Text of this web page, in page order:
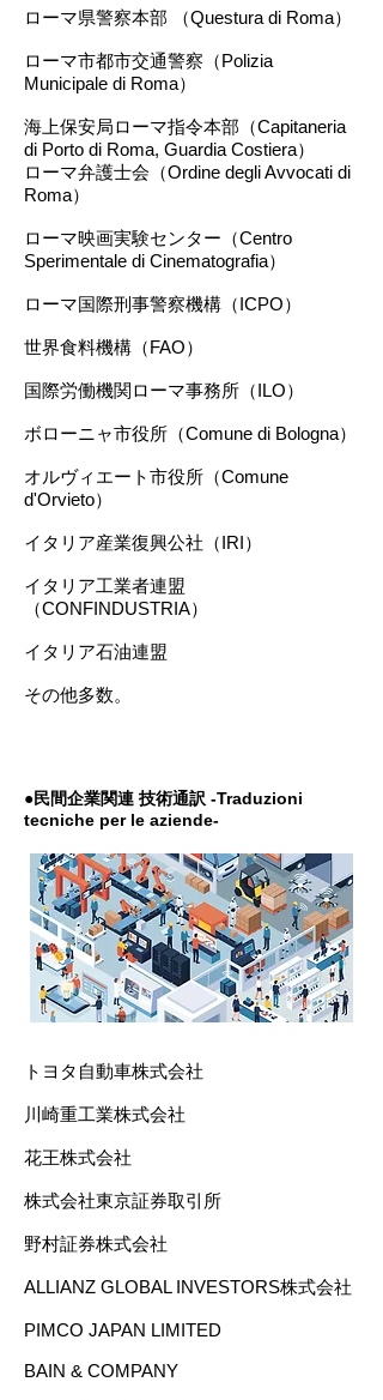
ローマ県警察本部 （Questura di Roma）
ローマ市都市交通警察（Polizia
Municipale di Roma）
海上保安局ローマ指令本部（Capitaneria
di Porto di Roma, Guardia Costiera）
ローマ弁護士会（Ordine degli Avvocati di
Roma）
ローマ映画実験センター（Centro
Sperimentale di Cinematografia）
ローマ国際刑事警察機構（ICPO）
世界食料機構（FAO）
国際労働機関ローマ事務所（ILO）
ボローニャ市役所（Comune di Bologna）
オルヴィエート市役所（Comune
d'Orvieto）
イタリア産業復興公社（IRI）
イタリア工業者連盟
（CONFINDUSTRIA）
イタリア石油連盟
その他多数。
●民間企業関連 技術通訳 -Traduzioni
tecniche per le aziende-
トヨタ自動車株式会社​​​​​​​​​​​​​
川崎重工業株式会社
花王株式会社
株式会社東京証券取引所
野村証券株式会社
ALLIANZ GLOBAL INVESTORS株式会社
PIMCO JAPAN LIMITED
BAIN & COMPANY